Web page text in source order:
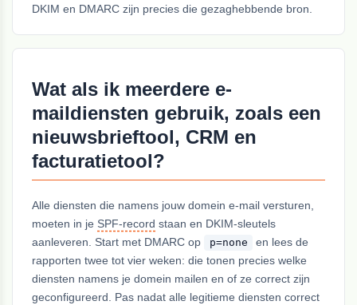
DKIM en DMARC zijn precies die gezaghebbende bron.
Wat als ik meerdere e-
maildiensten gebruik, zoals een
nieuwsbrieftool, CRM en
facturatietool?
Alle diensten die namens jouw domein e-mail versturen,
moeten in je SPF-record staan en DKIM-sleutels
aanleveren. Start met DMARC op
p=none
en lees de
rapporten twee tot vier weken: die tonen precies welke
diensten namens je domein mailen en of ze correct zijn
geconfigureerd. Pas nadat alle legitieme diensten correct